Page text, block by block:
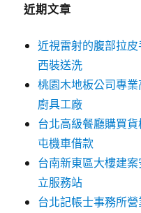
近期文章
近視雷射的腹部拉
西裝送洗
桃園木地板公司專
廚具工廠
台北高級餐廳購買
屯機車借款
台南新東區大樓建
立服務站
台北記帳士事務所營